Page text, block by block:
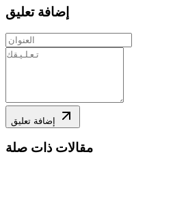
إضافة تعليق
إضافة تعليق
مقالات ذات صلة